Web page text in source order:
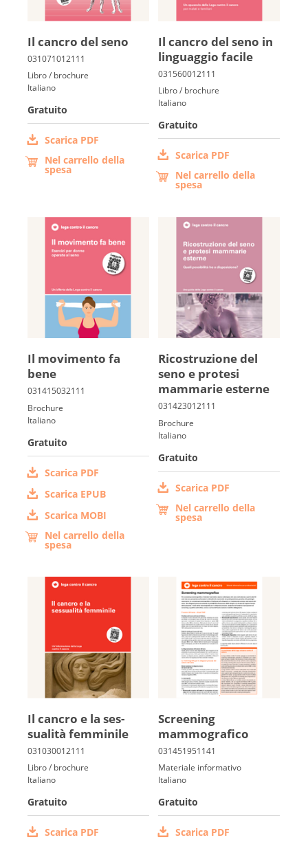
Il cancro del seno
Libro / brochure
Italiano
Gratuito
Scarica PDF
Nel carrello della
spesa
Il cancro del seno in
linguaggio facile
Libro / brochure
Italiano
Gratuito
Scarica PDF
Nel carrello della
spesa
Il movimento fa
bene
Brochure
Italiano
Gratuito
Scarica PDF
Scarica EPUB
Scarica MOBI
Nel carrello della
spesa
Rico­struzione del
seno e prote­si
mammarie esterne
Brochure
Italiano
Gratuito
Scarica PDF
Nel carrello della
spesa
Il cancro e la ses­
sualità femminile
Libro / brochure
Italiano
Gratuito
Scarica PDF
Screening
mammografico
Materiale informativo
Italiano
Gratuito
Scarica PDF